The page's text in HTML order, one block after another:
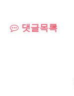
댓글목록